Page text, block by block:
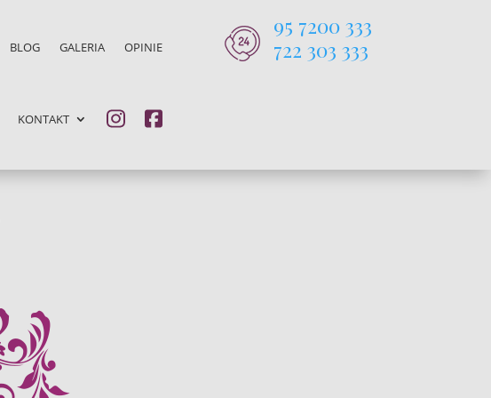
BLOG GALERIA OPINIE
KONTAKT
95 7200 333
722 303 333